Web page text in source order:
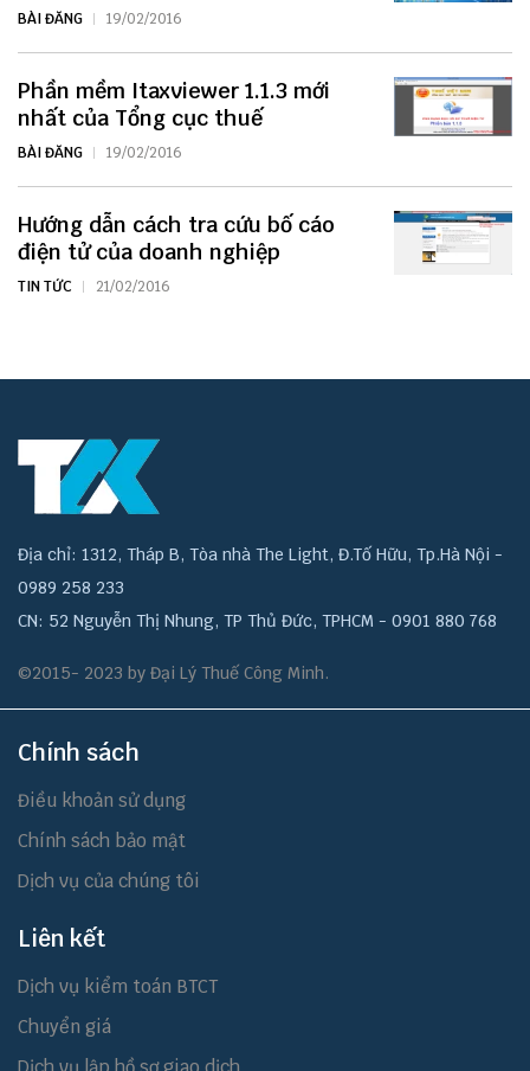
BÀI ĐĂNG 19/02/2016
Phần mềm Itaxviewer 1.1.3 mới
nhất của Tổng cục thuế
BÀI ĐĂNG 19/02/2016
Hướng dẫn cách tra cứu bố cáo
điện tử của doanh nghiệp
TIN TỨC 21/02/2016
Địa chỉ: 1312, Tháp B, Tòa nhà The Light, Đ.Tố Hữu, Tp.Hà Nội -
0989 258 233
CN: 52 Nguyễn Thị Nhung, TP Thủ Đức, TPHCM - 0901 880 768
©2015- 2023 by Đại Lý Thuế Công Minh.
Chính sách
Điều khoản sử dụng
Chính sách bảo mật
Dịch vụ của chúng tôi
Liên kết
Dịch vụ kiểm toán BTCT
Chuyển giá